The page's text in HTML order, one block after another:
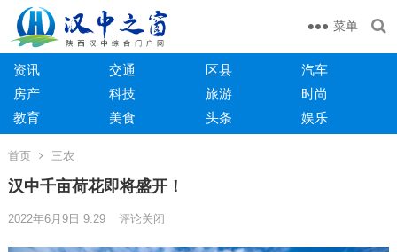
菜单
资讯 交通 区县
汽车
房产
科技 旅游
时尚
教育
美食 头条 娱乐
首页 三农
汉中千亩荷花即将盛开！
2022年6月9日 9:29 评论关闭